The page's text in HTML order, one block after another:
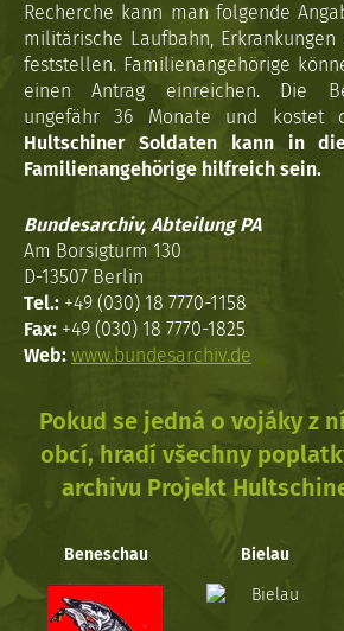
Recherche kann man folgende
militärische Laufbahn, Erkrankungen
feststellen. Familienangehörige
einen Antrag einreichen. Die
ungefähr 36 Monate und kostet
Hultschiner Soldaten kann in
Familienangehörige hilfreich sein.
Bundesarchiv, Abteilung PA
Am Borsigturm 130
D-13507 Berlin
Tel.: +49 (030) 18 7770-1158
Fax: +49 (030) 18 7770-1825
Web: www.bundesarchiv.de
Pokud se jedná o vojáky z
obcí, hradí všechny
archivu Projekt
Beneschau Bielau